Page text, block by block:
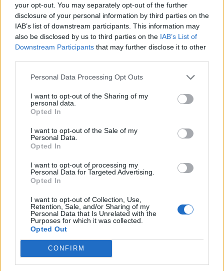
your opt-out. You may separately opt-out of the further
disclosure of your personal information by third parties on the
IAB’s list of downstream participants. This information may
also be disclosed by us to third parties on the IAB’s List of
Downstream Participants that may further disclose it to other
Personal Data Processing Opt Outs
I want to opt-out of the Sharing of my
personal data.
Opted In
I want to opt-out of the Sale of my
Personal Data.
Opted In
I want to opt-out of processing my
Personal Data for Targeted Advertising.
Opted In
I want to opt-out of Collection, Use,
Retention, Sale, and/or Sharing of my
Personal Data that Is Unrelated with the
Purposes for which it was collected.
Opted Out
CONFIRM